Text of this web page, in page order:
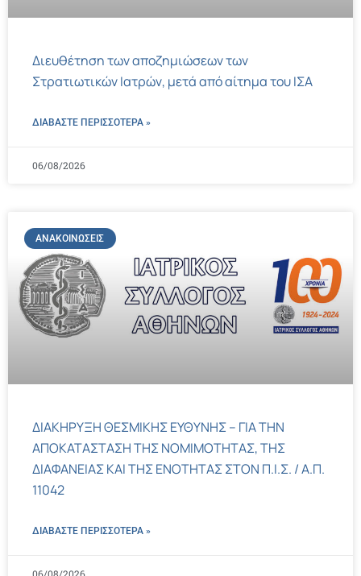
Διευθέτηση των αποζημιώσεων των
Στρατιωτικών Ιατρών, μετά από αίτημα του ΙΣΑ
ΔΙΑΒΑΣΤΕ ΠΕΡΙΣΣΌΤΕΡΑ »
06/08/2026
ΑΝΑΚΟΙΝΏΣΕΙΣ
ΔΙΑΚΗΡΥΞΗ ΘΕΣΜΙΚΗΣ ΕΥΘΥΝΗΣ – ΓΙΑ ΤΗΝ
ΑΠΟΚΑΤΑΣΤΑΣΗ ΤΗΣ ΝΟΜΙΜΟΤΗΤΑΣ, ΤΗΣ
ΔΙΑΦΑΝΕΙΑΣ ΚΑΙ ΤΗΣ ΕΝΟΤΗΤΑΣ ΣΤΟΝ Π.Ι.Σ. / Α.Π.
11042
ΔΙΑΒΑΣΤΕ ΠΕΡΙΣΣΌΤΕΡΑ »